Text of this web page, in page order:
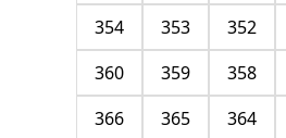
352
353
354
358
359
360
364
365
366